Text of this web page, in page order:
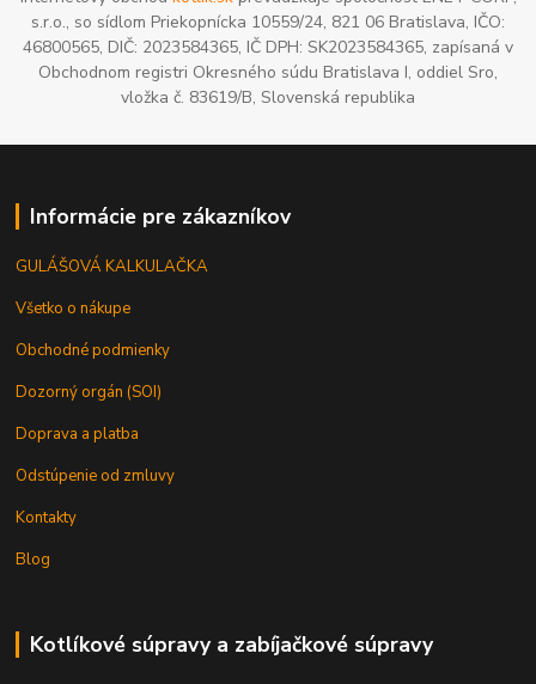
s.r.o., so sídlom Priekopnícka 10559/24, 821 06 Bratislava, IČO:
46800565, DIČ: 2023584365, IČ DPH: SK2023584365, zapísaná v
Obchodnom registri Okresného súdu Bratislava I, oddiel Sro,
vložka č. 83619/B, Slovenská republika
Informácie pre zákazníkov
GULÁŠOVÁ KALKULAČKA
Všetko o nákupe
Obchodné podmienky
Dozorný orgán (SOI)
Doprava a platba
Odstúpenie od zmluvy
Kontakty
Blog
Kotlíkové súpravy a zabíjačkové súpravy